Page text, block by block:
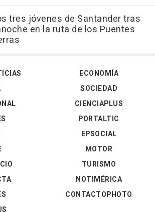
tres jóvenes de Santander tras
en la ruta de los Puentes
ECONOMÍA
SOCIEDAD
CIENCIAPLUS
PORTALTIC
EPSOCIAL
MOTOR
TURISMO
NOTIMÉRICA
CONTACTOPHOTO